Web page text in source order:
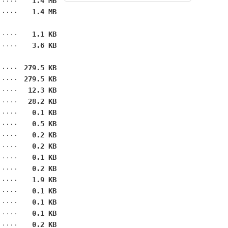
1.4 MB
1.1 KB
3.6 KB
279.5 KB
279.5 KB
12.3 KB
28.2 KB
0.1 KB
0.5 KB
0.2 KB
0.2 KB
0.1 KB
0.2 KB
1.9 KB
0.1 KB
0.1 KB
0.1 KB
0.2 KB